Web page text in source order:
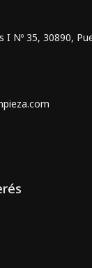
I Nº 35, 30890,